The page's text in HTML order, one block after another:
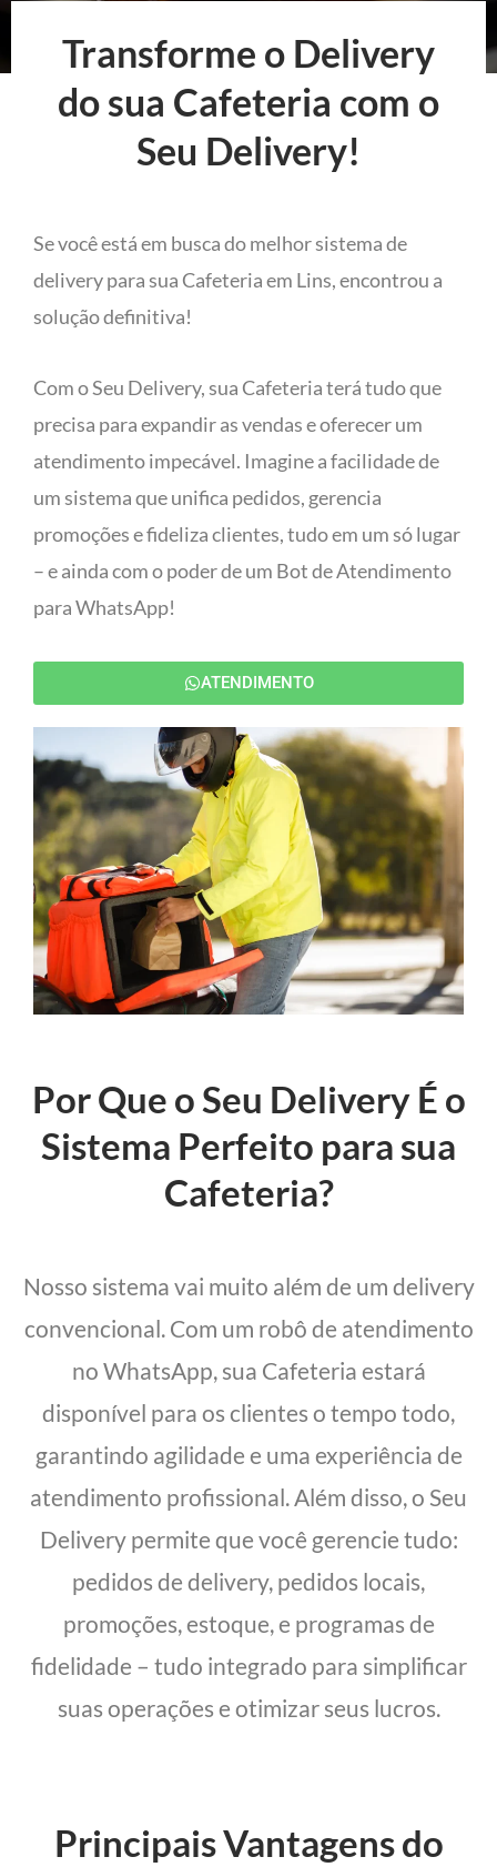
Transforme o Delivery
do sua Cafeteria com o
Seu Delivery!
Se você está em busca do melhor sistema de
delivery para sua Cafeteria em Lins, encontrou a
solução definitiva!
Com o Seu Delivery, sua Cafeteria terá tudo que
precisa para expandir as vendas e oferecer um
atendimento impecável. Imagine a facilidade de
um sistema que unifica pedidos, gerencia
promoções e fideliza clientes, tudo em um só lugar
– e ainda com o poder de um Bot de Atendimento
para WhatsApp!
ATENDIMENTO
Por Que o Seu Delivery É o
Sistema Perfeito para sua
Cafeteria?
Nosso sistema vai muito além de um delivery
convencional. Com um robô de atendimento
no WhatsApp, sua Cafeteria estará
disponível para os clientes o tempo todo,
garantindo agilidade e uma experiência de
atendimento profissional. Além disso, o Seu
Delivery permite que você gerencie tudo:
pedidos de delivery, pedidos locais,
promoções, estoque, e programas de
fidelidade – tudo integrado para simplificar
suas operações e otimizar seus lucros.
Principais Vantagens do